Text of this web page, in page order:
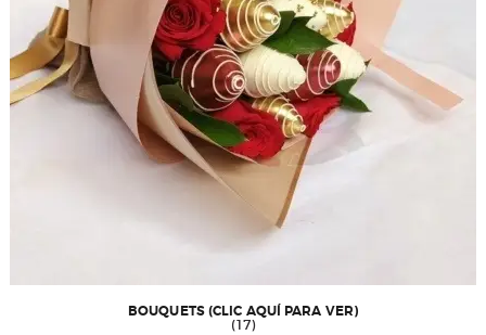
BOUQUETS (CLIC AQUÍ PARA VER)
(17)